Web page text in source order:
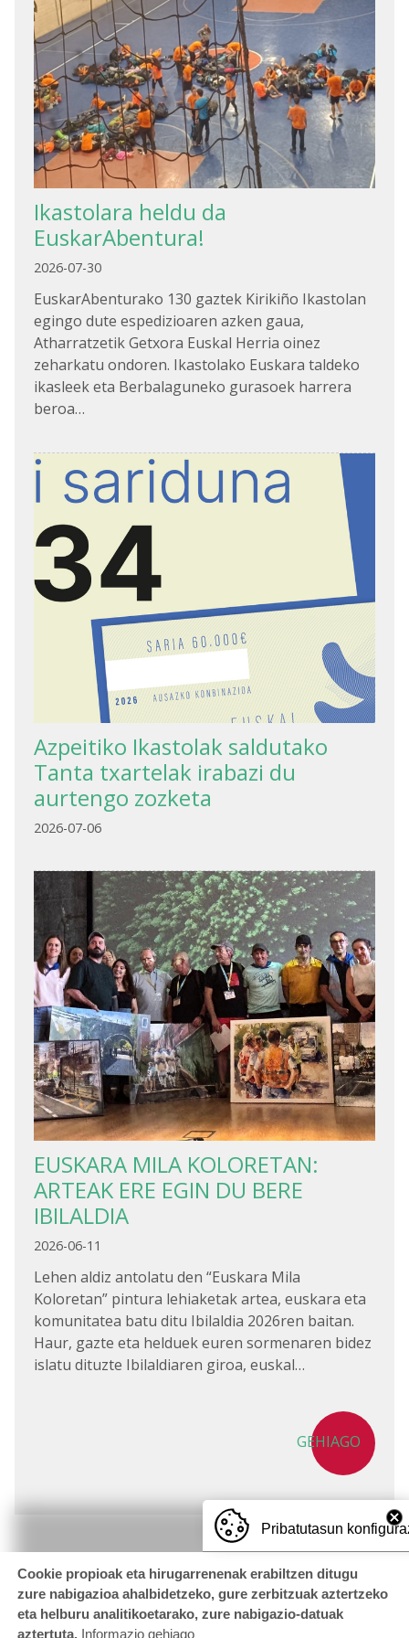
Ikastolara heldu da
EuskarAbentura!
2026-07-30
EuskarAbenturako 130 gaztek Kirikiño Ikastolan
egingo dute espedizioaren azken gaua,
Atharratzetik Getxora Euskal Herria oinez
zeharkatu ondoren. Ikastolako Euskara taldeko
ikasleek eta Berbalaguneko gurasoek harrera
beroa…
Azpeitiko Ikastolak saldutako
Tanta txartelak irabazi du
aurtengo zozketa
2026-07-06
EUSKARA MILA KOLORETAN:
ARTEAK ERE EGIN DU BERE
IBILALDIA
2026-06-11
Lehen aldiz antolatu den “Euskara Mila
Koloretan” pintura lehiaketak artea, euskara eta
komunitatea batu ditu Ibilaldia 2026ren baitan.
Haur, gazte eta helduek euren sormenaren bidez
islatu dituzte Ibilaldiaren giroa, euskal…
GEHIAGO
Pribatutasun
Cookie propioak eta hirugarrenenak erabiltzen ditugu
zure nabigazioa ahalbidetzeko, gure zerbitzuak aztertzeko
eta helburu analitikoetarako, zure nabigazio-datuak
aztertuta. Informazio gehiago